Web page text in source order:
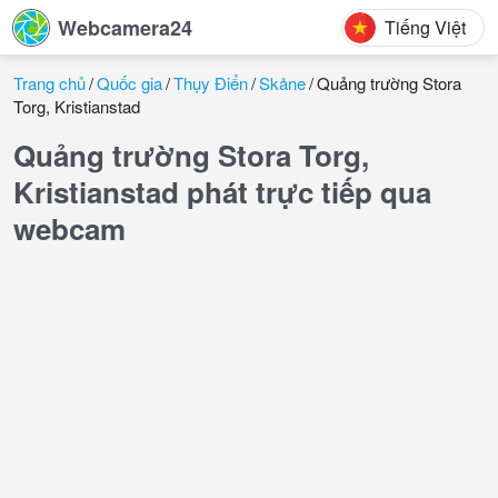
Webcamera24 Tiếng Việt
Trang chủ Quốc gia Thụy Điển Skåne Quảng trường Stora
Torg, Kristianstad
Quảng trường Stora Torg,
Kristianstad phát trực tiếp qua
webcam